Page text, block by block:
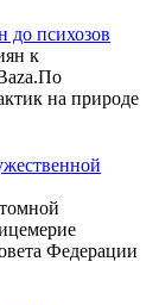
до психозов
к
на природе
Федерации